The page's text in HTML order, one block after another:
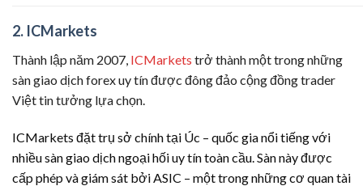
2. ICMarkets
Thành lập năm 2007, ICMarkets trở thành một trong những
sàn giao dịch forex uy tín được đông đảo cộng đồng trader
Việt tin tưởng lựa chọn.
ICMarkets đặt trụ sở chính tại Úc – quốc gia nổi tiếng với
nhiều sàn giao dịch ngoại hối uy tín toàn cầu. Sàn này được
cấp phép và giám sát bởi ASIC – một trong những cơ quan tài